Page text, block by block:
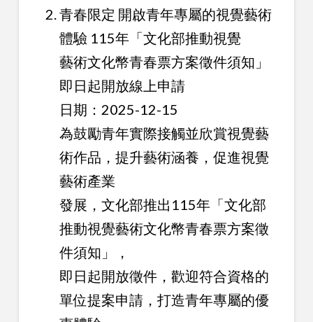
青春限定 開啟青年專屬的視覺藝術
體驗 115年「文化部推動視覺
藝術文化幣青春票方案徵件須知」
即日起開放線上申請
日期：2025-12-15
為鼓勵青年實際接觸並欣賞視覺藝
術作品，提升藝術涵養，促進視覺
藝術產業
發展，文化部推出115年「文化部
推動視覺藝術文化幣青春票方案徵
件須知」，
即日起開放徵件，歡迎符合資格的
單位提案申請，打造青年專屬的優